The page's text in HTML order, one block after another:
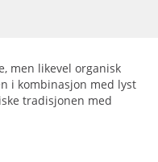
men likevel organisk
i kombinasjon med lyst
tradisjonen med